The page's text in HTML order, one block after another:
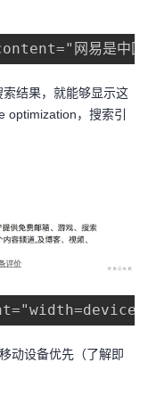
网易是中国领先
结果，就能够显示这
optimization，搜索引
动设备优先（了解即